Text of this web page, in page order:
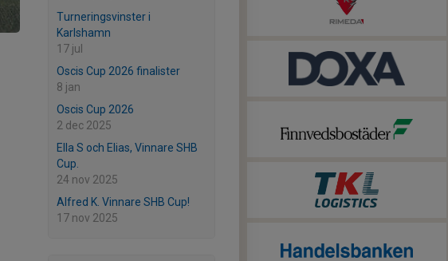
Turneringsvinster i
Karlshamn
17 jul
Oscis Cup 2026 finalister
8 jan
Oscis Cup 2026
2 dec 2025
Ella S och Elias, Vinnare SHB
Cup.
24 nov 2025
Alfred K. Vinnare SHB Cup!
17 nov 2025